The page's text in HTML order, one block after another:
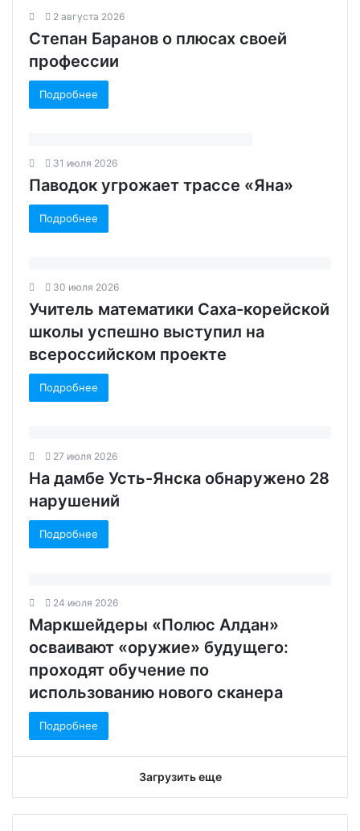
2 августа 2026
Степан Баранов о плюсах своей
профессии
Подробнее
31 июля 2026
Паводок угрожает трассе «Яна»
Подробнее
30 июля 2026
Учитель математики Саха-корейской
школы успешно выступил на
всероссийском проекте
Подробнее
27 июля 2026
На дамбе Усть-Янска обнаружено 28
нарушений
Подробнее
24 июля 2026
Маркшейдеры «Полюс Алдан»
осваивают «оружие» будущего:
проходят обучение по
использованию нового сканера
Подробнее
Загрузить еще